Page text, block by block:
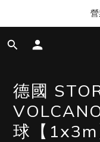
🎊 清邁
🎊 清邁
德國
球【1x3m